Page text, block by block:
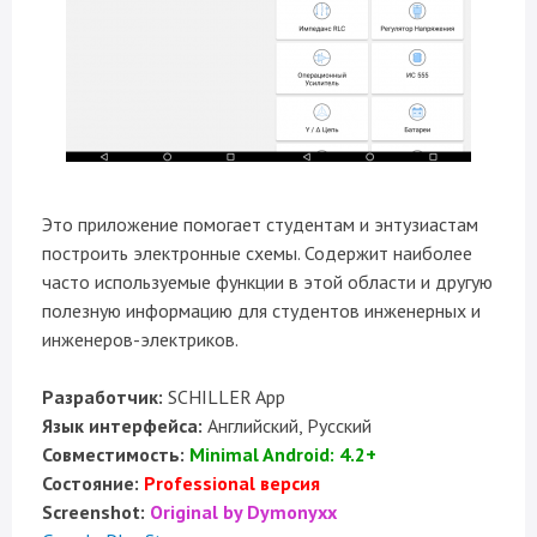
Это приложение помогает студентам и энтузиастам
построить электронные схемы. Содержит наиболее
часто используемые функции в этой области и другую
полезную информацию для студентов инженерных и
инженеров-электриков.
Разработчик: SCHILLER App
Язык интерфейса: Английский, Русский
Совместимость: Minimal Android: 4.2+
Состояние: Professional версия
Screenshot: Original by Dymonyxx